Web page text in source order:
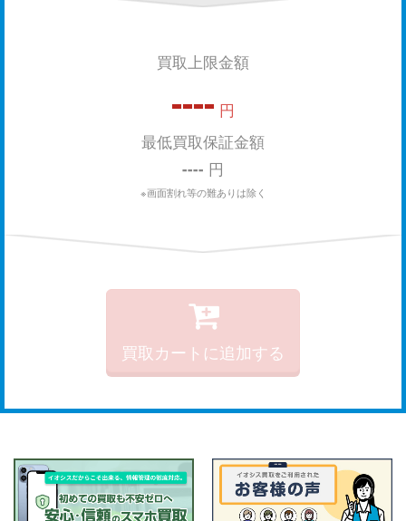
買取上限金額
---- 円
最低買取保証金額
---- 円
※画面割れ等の難ありは除く
買取カートに追加する